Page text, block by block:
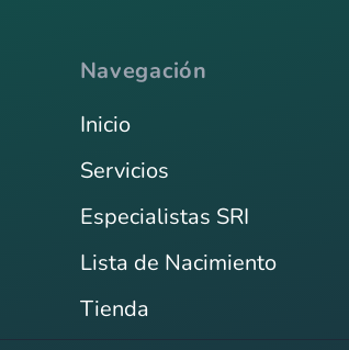
Navegación
Inicio
Servicios
Especialistas SRI
Lista de Nacimiento
Tienda